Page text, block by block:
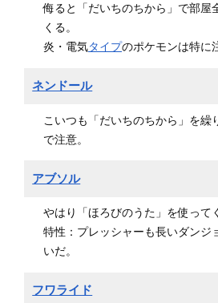
侮ると「だいちのちから」で部屋
くる。
炎・電気タイプのポケモンは特に
ネンドール
こいつも「だいちのちから」を繰
で注意。
アブソル
やはり「ほろびのうた」を使って
特性：プレッシャーも長いダンジ
いだ。
フワライド